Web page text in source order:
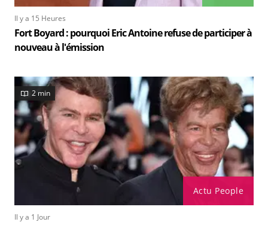
Il y a 15 Heures
Fort Boyard : pourquoi Eric Antoine refuse de participer à
nouveau à l'émission
Actu People
2 min
Il y a 1 Jour